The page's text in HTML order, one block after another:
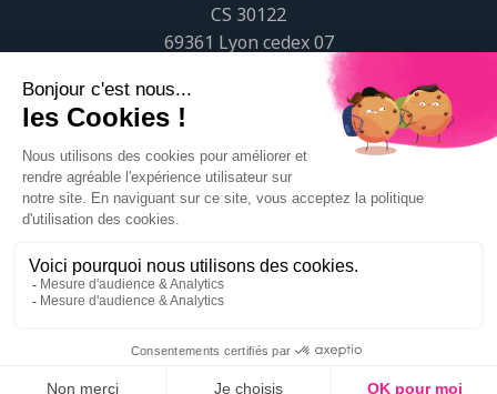
CS 30122
69361 Lyon cedex 07
popsciences@universite-lyon.fr
Tél.+33 (0)4 37 37 82 01
https://www.youtube.com/embed/Qm-prNOXepo